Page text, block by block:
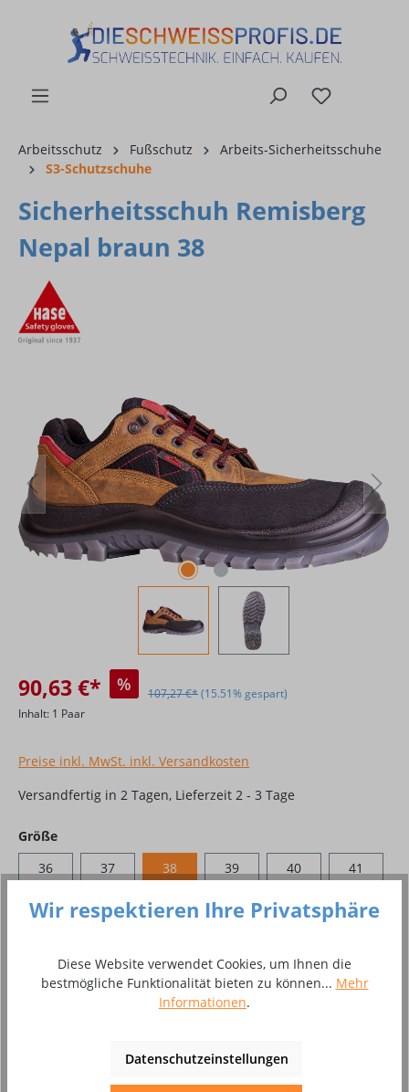
Arbeitsschutz Fußschutz
Arbeits-Sicherheitsschuhe
S3-Schutzschuhe
Sicherheitsschuh Remisberg
Nepal braun 38
90,63 €* % 107,27 €*(15.51% gespart)
Inhalt: 1 Paar
Preise inkl. MwSt. inkl. Versandkosten
Versandfertig in 2 Tagen, Lieferzeit 2 - 3 Tage
Größeauswählen
36
37 38 39 40 41
42 43 44 45
Produkt Anzahl: Gib den gewünschten
In den Warenkorb
Wir respektieren Ihre Privatsphäre
Diese Website verwendet Cookies, um Ihnen die
bestmögliche Funktionalität bieten zu können... Mehr
Informationen.
Datenschutzeinstellungen